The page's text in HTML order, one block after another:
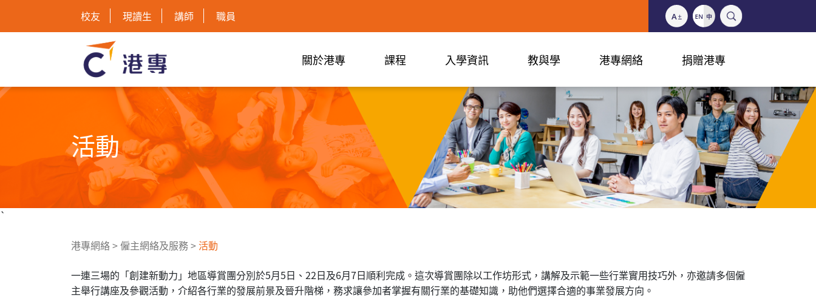
校友 現讀生 講師 職員
關於港專 課程 入學資訊 教與學 港專網絡 捐贈港專
活動
`
港專網絡>僱主網絡及服務>活動
一連三場的「創建新動力」地區導賞團分別於5月5日、22日及6月7日順利完成。這次導賞團除以工作坊形式，講解及示範一些行業實用技巧外，亦邀請多個僱
主舉行講座及參觀活動，介紹各行業的發展前景及晉升階梯，務求讓參加者掌握有關行業的基礎知識，助他們選擇合適的事業發展方向。